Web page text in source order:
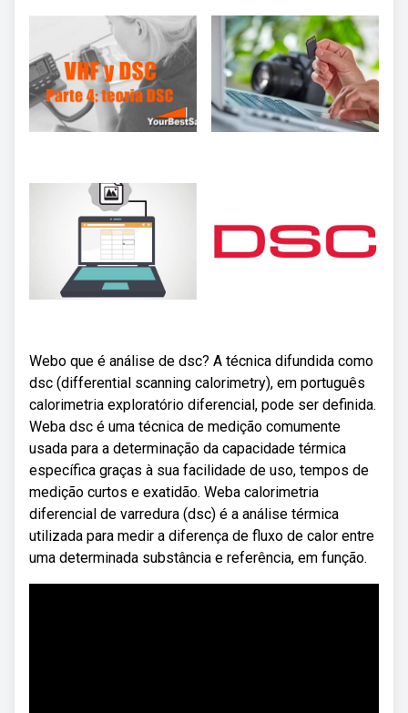
Webo que é análise de dsc? A técnica difundida como
dsc (differential scanning calorimetry), em português
calorimetria exploratório diferencial, pode ser definida.
Weba dsc é uma técnica de medição comumente
usada para a determinação da capacidade térmica
específica graças à sua facilidade de uso, tempos de
medição curtos e exatidão. Weba calorimetria
diferencial de varredura (dsc) é a análise térmica
utilizada para medir a diferença de fluxo de calor entre
uma determinada substância e referência, em função.